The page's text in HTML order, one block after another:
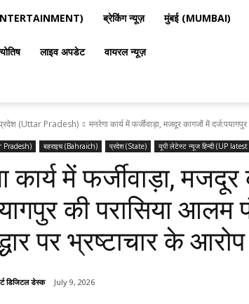
और
दुनिया
की
ब्रेकिंग न्यूज़ मुंबई (MUMBAI)
लाइव अपडेट वायरल न्यूज़
प्रदेश (Uttar Pradesh) मनरेगा कार्य में फर्जीवाड़ा, मजदूर कागजों में
Pradesh) बहराइच (Bahraich) प्रदेश (State) यूपी लेटेस्ट न्यूज हिन्दी (UP
कार्य में फर्जीवाड़ा,
की परासिया आलम
पर भ्रष्टाचार के आरोप
डिजिटल डेस्क July 9, 2026